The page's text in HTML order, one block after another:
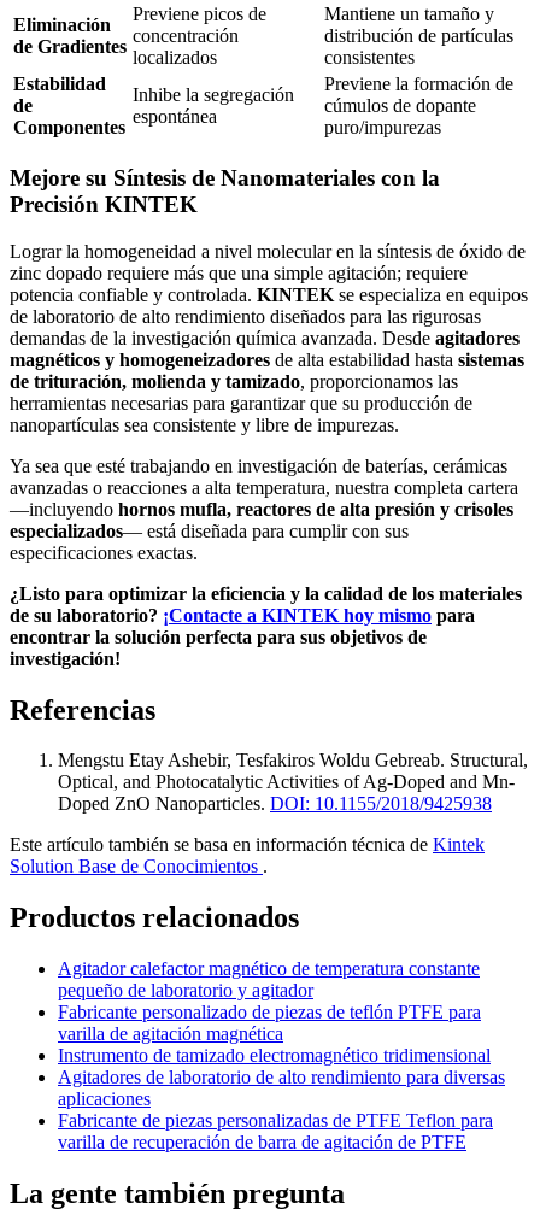
Eliminación
de Gradientes
Previene picos de
concentración
localizados
Mantiene un tamaño y
distribución de partículas
consistentes
Estabilidad
de
Componentes
Inhibe la segregación
espontánea
Previene la formación de
cúmulos de dopante
puro/impurezas
Mejore su Síntesis de Nanomateriales con la
Precisión KINTEK
Lograr la homogeneidad a nivel molecular en la síntesis de óxido de
zinc dopado requiere más que una simple agitación; requiere
potencia confiable y controlada. KINTEK se especializa en equipos
de laboratorio de alto rendimiento diseñados para las rigurosas
demandas de la investigación química avanzada. Desde agitadores
magnéticos y homogeneizadores de alta estabilidad hasta sistemas
de trituración, molienda y tamizado, proporcionamos las
herramientas necesarias para garantizar que su producción de
nanopartículas sea consistente y libre de impurezas.
Ya sea que esté trabajando en investigación de baterías, cerámicas
avanzadas o reacciones a alta temperatura, nuestra completa cartera
—incluyendo hornos mufla, reactores de alta presión y crisoles
especializados— está diseñada para cumplir con sus
especificaciones exactas.
¿Listo para optimizar la eficiencia y la calidad de los materiales
de su laboratorio? ¡Contacte a KINTEK hoy mismo para
encontrar la solución perfecta para sus objetivos de
investigación!
Referencias
Mengstu Etay Ashebir, Tesfakiros Woldu Gebreab. Structural,
Optical, and Photocatalytic Activities of Ag-Doped and Mn-
Doped ZnO Nanoparticles. DOI: 10.1155/2018/9425938
Este artículo también se basa en información técnica de Kintek
Solution Base de Conocimientos .
Productos relacionados
Agitador calefactor magnético de temperatura constante
pequeño de laboratorio y agitador
Fabricante personalizado de piezas de teflón PTFE para
varilla de agitación magnética
Instrumento de tamizado electromagnético tridimensional
Agitadores de laboratorio de alto rendimiento para diversas
aplicaciones
Fabricante de piezas personalizadas de PTFE Teflon para
varilla de recuperación de barra de agitación de PTFE
La gente también pregunta